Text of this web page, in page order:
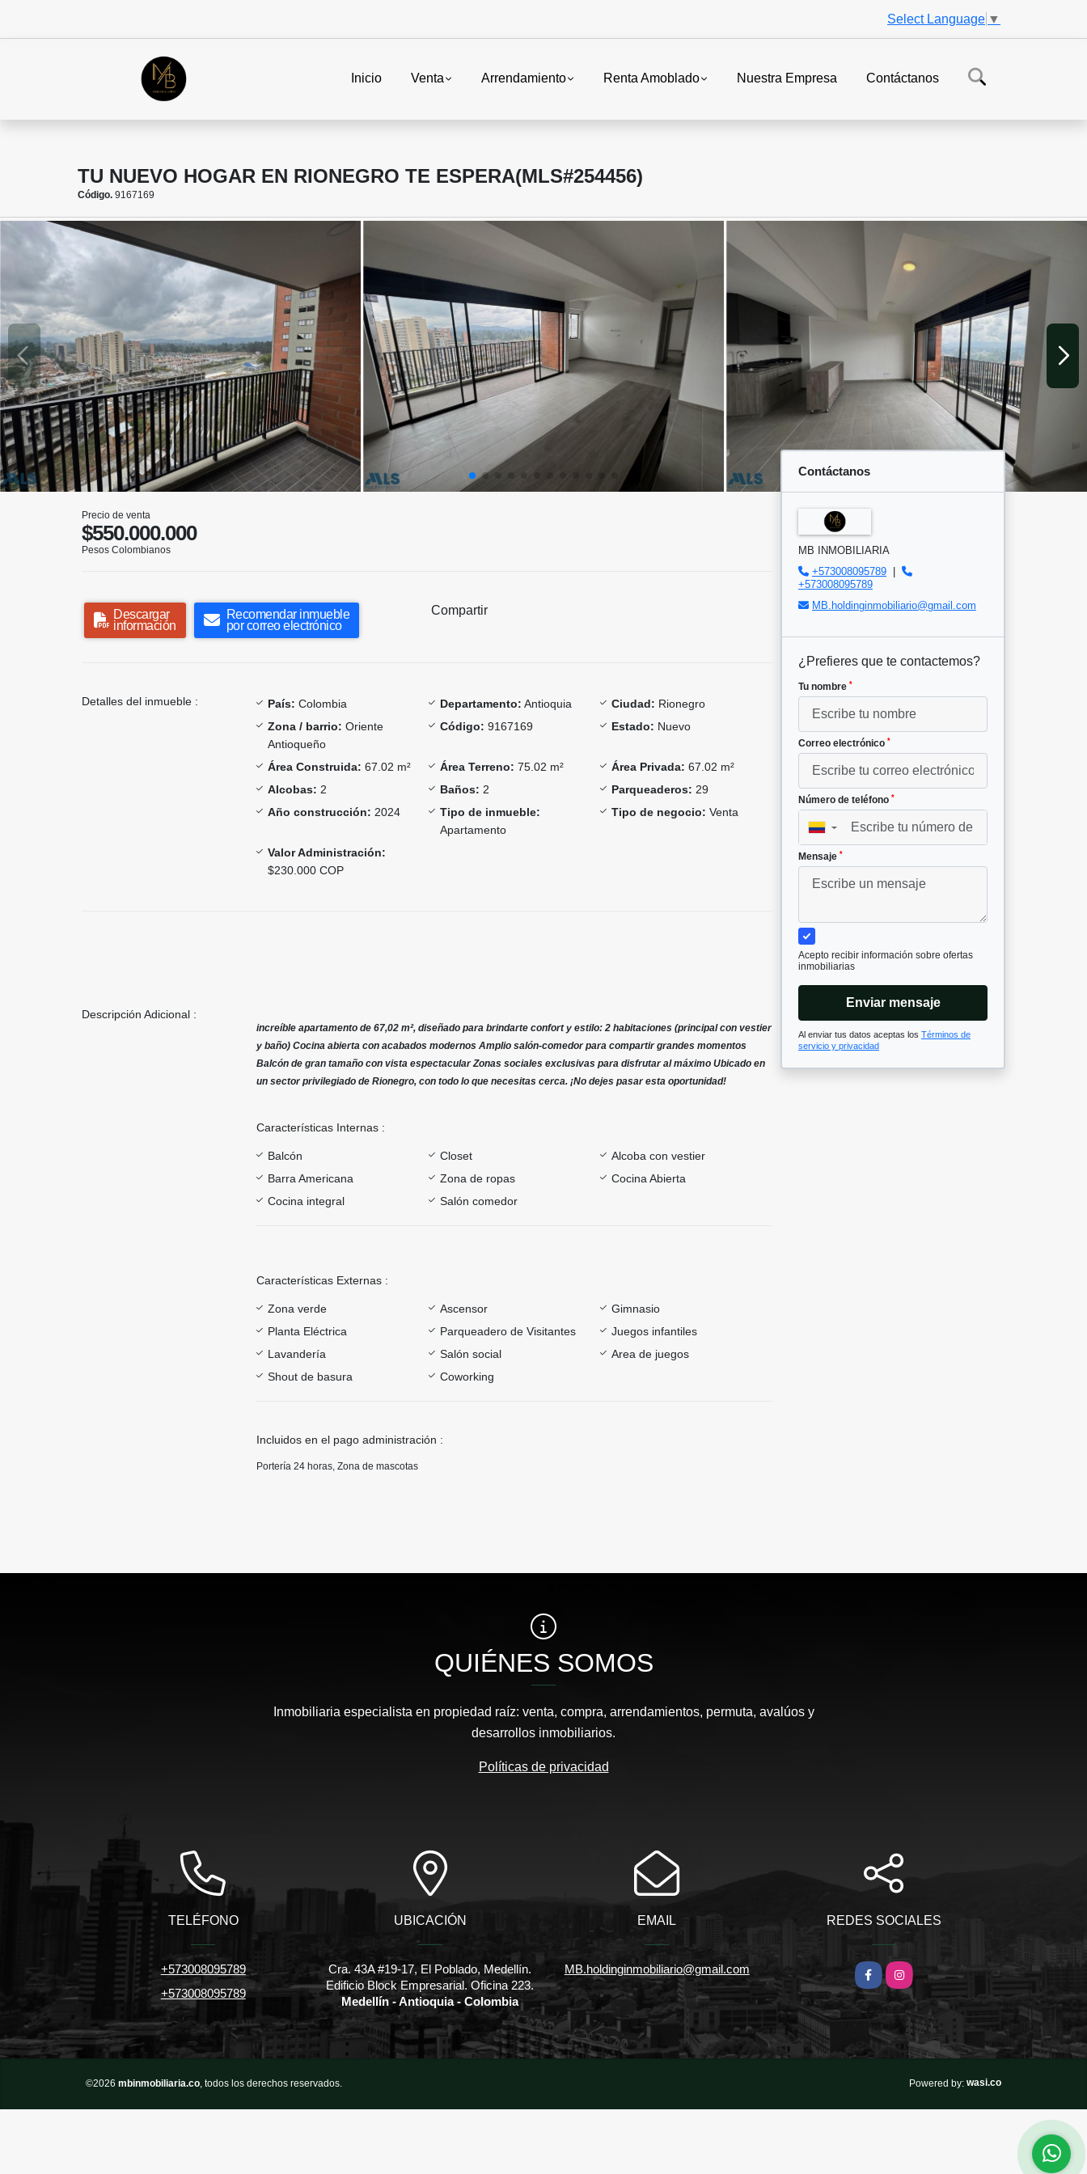
Select Language ▼
Inicio Venta Arrendamiento Renta Amoblado Nuestra Empresa Contáctanos
TU NUEVO HOGAR EN RIONEGRO TE ESPERA(MLS#254456)
Código. 9167169
Precio de venta
$550.000.000
Pesos Colombianos
Descargar
información
Recomendar inmueble
por correo electrónico
Compartir
Detalles del inmueble : País: Colombia Departamento: Antioquia Ciudad: Rionegro
Zona / barrio: Oriente
Antioqueño
Código: 9167169 Estado: Nuevo
Área Construida: 67.02 m² Área Terreno: 75.02 m² Área Privada: 67.02 m²
Alcobas: 2 Baños: 2 Parqueaderos: 29
Año construcción: 2024
Tipo de inmueble:
Apartamento
Tipo de negocio: Venta
Valor Administración:
$230.000 COP
Descripción Adicional :
increíble apartamento de 67,02 m², diseñado para brindarte confort y estilo: 2 habitaciones (principal con vestier
y baño) Cocina abierta con acabados modernos Amplio salón-comedor para compartir grandes momentos
Balcón de gran tamaño con vista espectacular Zonas sociales exclusivas para disfrutar al máximo Ubicado en
un sector privilegiado de Rionegro, con todo lo que necesitas cerca. ¡No dejes pasar esta oportunidad!
Características Internas :
Balcón Closet
Alcoba con vestier
Barra Americana
Zona de ropas
Cocina Abierta
Cocina integral
Salón comedor
Características Externas :
Zona verde Ascensor
Gimnasio
Planta Eléctrica
Parqueadero de Visitantes
Juegos infantiles
Lavandería
Salón social
Area de juegos
Shout de basura
Coworking
Incluidos en el pago administración :
Portería 24 horas, Zona de mascotas
Contáctanos
MB INMOBILIARIA
+573008095789
+573008095789
MB.holdinginmobiliario@gmail.com
¿Prefieres que te contactemos?
Tu nombre *
Correo electrónico *
Número de teléfono *
▼
Mensaje *
Acepto recibir información sobre ofertas
inmobiliarias
Enviar mensaje
Al enviar tus datos aceptas los Términos de
servicio y privacidad
QUIÉNES SOMOS
Inmobiliaria especialista en propiedad raíz: venta, compra, arrendamientos, permuta, avalúos y
desarrollos inmobiliarios.
Políticas de privacidad
TELÉFONO
+573008095789
+573008095789
UBICACIÓN
Cra. 43A #19-17, El Poblado, Medellín.
Edificio Block Empresarial. Oficina 223.
Medellín - Antioquia - Colombia
EMAIL
MB.holdinginmobiliario@gmail.com
REDES SOCIALES
FacebookInstagram
©2026 mbinmobiliaria.co , todos los derechos reservados. Powered by: wasi.co